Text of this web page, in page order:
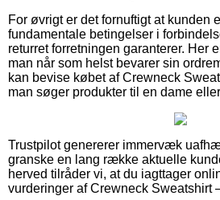
For øvrigt er det fornuftigt at kunden
fundamentale betingelser i
returret forretningen garanterer. Her
man når som helst bevarer sin
kan bevise købet af Crewneck
man søger produkter til en dame
Trustpilot genererer immervæk
granske en lang række aktuelle
herved tilråder vi, at du iagttager
vurderinger af Crewneck Sweatshirt